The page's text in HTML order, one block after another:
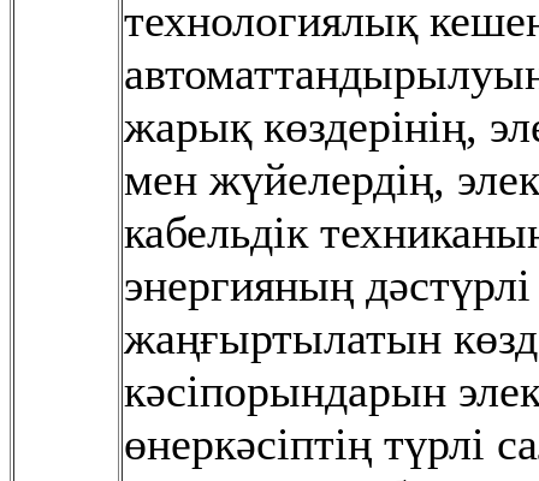
технологиялық
жарық көздерінің,
мен жүйелердің,
кабельдік
энергияның
жаңғыртылатын
кəсіпорындарын
өнеркəсіптің түрлі